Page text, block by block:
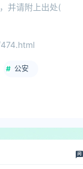
并请附上出处(
公安